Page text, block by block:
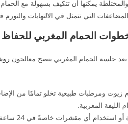
والمختلطة يمكنها أن تتكيف بسهولة مع
التي تتمثل في الالتهابات
الحمام المغربي للحفاظ
بعد جلسة الحمام المغربي ينصح معالجون
ومرطبات طبيعية تخلو تمامًا من
الليفة المغربية.
في 24 ساعة الأولى من إجراء الحمام المغربي لتجنب الالتهابات والجفاف.